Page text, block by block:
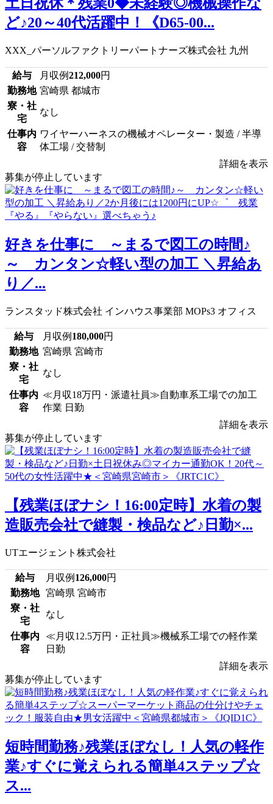
土日祝休＊残業0◆未経験◎機械操作な
ど♪20～40代活躍中！《D65-00...
XXX_パーソルファクトリーパートナーズ株式会社 九州
給与 月収例212,000円
勤務地 宮崎県 都城市
寮・社
宅
なし
仕事内
容
ワイヤーハーネスの機械オペレーター・製造 / 半導
体工場 / 交替制
詳細を表示
募集が停止しています
好きを仕事に ～まるで図工の時間♪
～ カンタン☆軽い型の加工 ＼昇給あ
り／...
ランスタッド株式会社 インハウス事業部 MOPs3 オフィス
給与 月収例 180,000円
勤務地 宮崎県 宮崎市
寮・社
宅
なし
仕事内
容
≪月収18万円・派遣社員≫自動車系工場での加工
作業 日勤
詳細を表示
募集が停止しています
【残業ほぼナシ！16:00定時】水着の製
造販売会社で縫製・検品など♪日勤×...
UTエージェント株式会社
給与 月収例 126,000円
勤務地 宮崎県 宮崎市
寮・社
宅
なし
仕事内
容
≪月収12.5万円・正社員≫機械系工場での軽作業
日勤
詳細を表示
募集が停止しています
短時間勤務♪残業ほぼなし！人気の軽作
業♪すぐに覚えられる簡単4ステップ☆
ス...